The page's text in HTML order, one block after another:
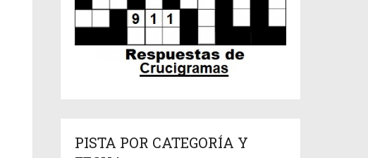
PISTA POR CATEGORÍA Y